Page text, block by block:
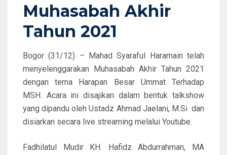
O
N
Muhasabah Akhir
Tahun 2021
Bogor (31/12) – Mahad Syaraful Haramain telah
menyelenggarakan Muhasabah Akhir Tahun 2021
dengan tema Harapan Besar Ummat Terhadap
MSH. Acara ini disajikan dalam bentuk talkshow
yang dipandu oleh Ustadz Ahmad Jaelani, M.Si dan
disiarkan secara live streaming melalui Youtube.
Fadhilatul Mudir KH. Hafidz Abdurrahman, MA